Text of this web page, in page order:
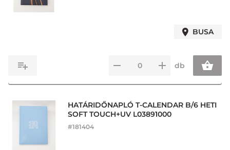
BUSA
db
HATÁRIDŐNAPLÓ T-CALENDAR B/6 HETI
SOFT TOUCH+UV L03891000
#181404